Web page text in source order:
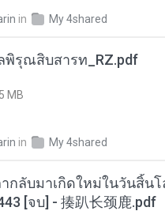
in My 4shared
พิรุณสิบสารท_RZ.pdf
MB
in My 4shared
ากลับมาเกิดใหม่ในวันสิ้น
[จบ] - 揍趴长颈鹿.pdf